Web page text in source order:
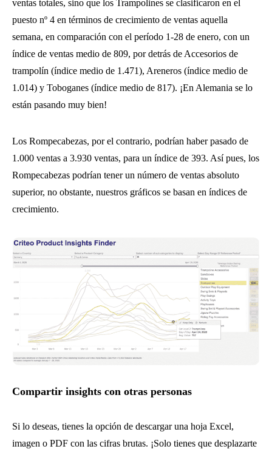
ventas totales, sino que los Trampolines se clasificaron en el
puesto nº 4 en términos de crecimiento de ventas aquella
semana, en comparación con el período 1-28 de enero, con un
índice de ventas medio de 809, por detrás de Accesorios de
trampolín (índice medio de 1.471), Areneros (índice medio de
1.014) y Toboganes (índice medio de 817). ¡En Alemania se lo
están pasando muy bien!
Los Rompecabezas, por el contrario, podrían haber pasado de
1.000 ventas a 3.930 ventas, para un índice de 393. Así pues, los
Rompecabezas podrían tener un número de ventas absoluto
superior, no obstante, nuestros gráficos se basan en índices de
crecimiento.
Compartir insights con otras personas
Si lo deseas, tienes la opción de descargar una hoja Excel,
imagen o PDF con las cifras brutas. ¡Solo tienes que desplazarte